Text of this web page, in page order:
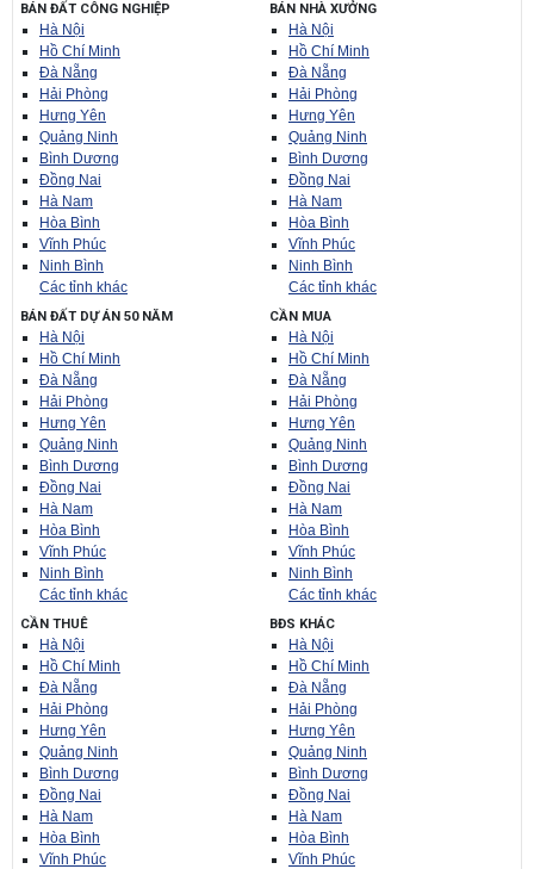
BÁN ĐẤT CÔNG NGHIỆP
Hà Nội
Hồ Chí Minh
Đà Nẵng
Hải Phòng
Hưng Yên
Quảng Ninh
Bình Dương
Đồng Nai
Hà Nam
Hòa Bình
Vĩnh Phúc
Ninh Bình
Các tỉnh khác
BÁN NHÀ XƯỞNG
Hà Nội
Hồ Chí Minh
Đà Nẵng
Hải Phòng
Hưng Yên
Quảng Ninh
Bình Dương
Đồng Nai
Hà Nam
Hòa Bình
Vĩnh Phúc
Ninh Bình
Các tỉnh khác
BÁN ĐẤT DỰ ÁN 50 NĂM
Hà Nội
Hồ Chí Minh
Đà Nẵng
Hải Phòng
Hưng Yên
Quảng Ninh
Bình Dương
Đồng Nai
Hà Nam
Hòa Bình
Vĩnh Phúc
Ninh Bình
Các tỉnh khác
CẦN MUA
Hà Nội
Hồ Chí Minh
Đà Nẵng
Hải Phòng
Hưng Yên
Quảng Ninh
Bình Dương
Đồng Nai
Hà Nam
Hòa Bình
Vĩnh Phúc
Ninh Bình
Các tỉnh khác
CẦN THUÊ
Hà Nội
Hồ Chí Minh
Đà Nẵng
Hải Phòng
Hưng Yên
Quảng Ninh
Bình Dương
Đồng Nai
Hà Nam
Hòa Bình
Vĩnh Phúc
BĐS KHÁC
Hà Nội
Hồ Chí Minh
Đà Nẵng
Hải Phòng
Hưng Yên
Quảng Ninh
Bình Dương
Đồng Nai
Hà Nam
Hòa Bình
Vĩnh Phúc